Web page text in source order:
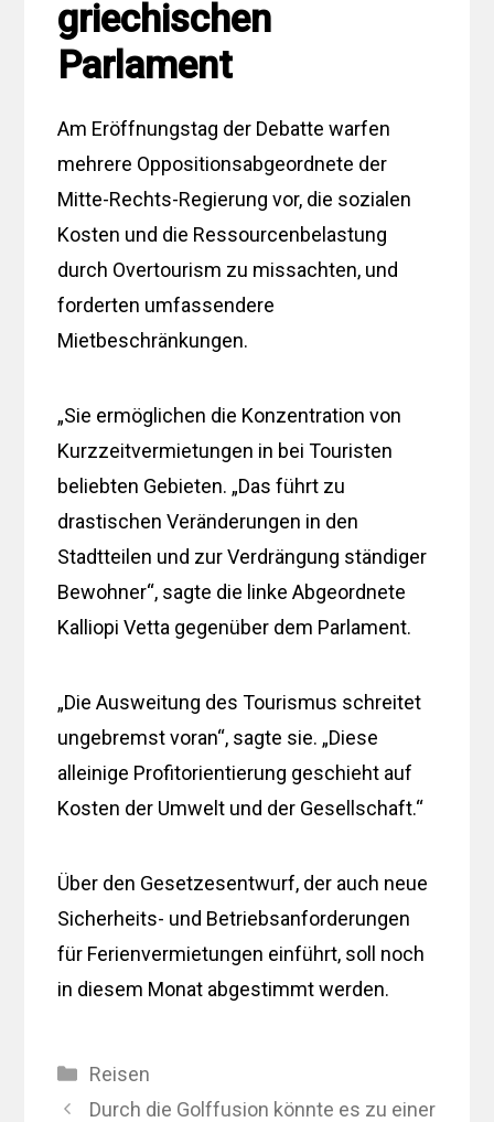
griechischen
Parlament
Am Eröffnungstag der Debatte warfen
mehrere Oppositionsabgeordnete der
Mitte-Rechts-Regierung vor, die sozialen
Kosten und die Ressourcenbelastung
durch Overtourism zu missachten, und
forderten umfassendere
Mietbeschränkungen.
„Sie ermöglichen die Konzentration von
Kurzzeitvermietungen in bei Touristen
beliebten Gebieten. „Das führt zu
drastischen Veränderungen in den
Stadtteilen und zur Verdrängung ständiger
Bewohner“, sagte die linke Abgeordnete
Kalliopi Vetta gegenüber dem Parlament.
„Die Ausweitung des Tourismus schreitet
ungebremst voran“, sagte sie. „Diese
alleinige Profitorientierung geschieht auf
Kosten der Umwelt und der Gesellschaft.“
Über den Gesetzesentwurf, der auch neue
Sicherheits- und Betriebsanforderungen
für Ferienvermietungen einführt, soll noch
in diesem Monat abgestimmt werden.
Kategorien
Reisen
Durch die Golffusion könnte es zu einer